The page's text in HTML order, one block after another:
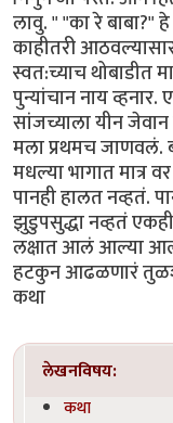
लेखनविषय:
कथा